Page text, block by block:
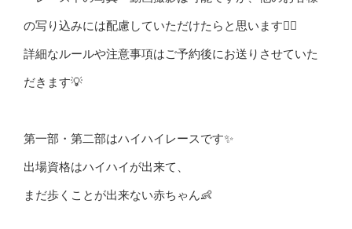
の写り込みには配慮していただけたらと思います🙇‍♂️
詳細なルールや注意事項はご予約後にお送りさせていた
だきます💡
第一部・第二部はハイハイレースです✨
出場資格はハイハイが出来て、
まだ歩くことが出来ない赤ちゃん👶